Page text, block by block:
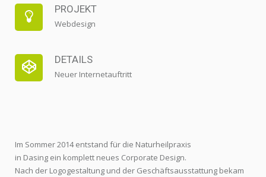
PROJEKT
Webdesign
DETAILS
Neuer Internetauftritt
Im Sommer 2014 entstand für die Naturheilpraxis
in Dasing ein komplett neues Corporate Design.
Nach der Logogestaltung und der Geschäftsausstattung bekam